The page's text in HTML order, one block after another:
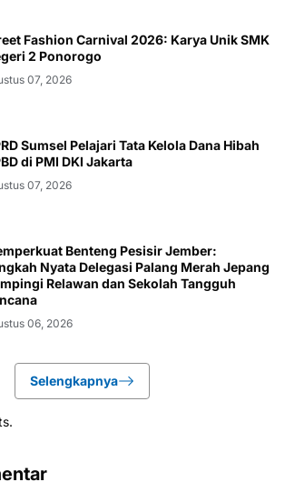
Fashion Carnival 2026: Karya Unik SMK
2 Ponorogo
07, 2026
Sumsel Pelajari Tata Kelola Dana Hibah
di PMI DKI Jakarta
07, 2026
Benteng Pesisir Jember:
Nyata Delegasi Palang Merah Jepang
Relawan dan Sekolah Tangguh
06, 2026
Selengkapnya